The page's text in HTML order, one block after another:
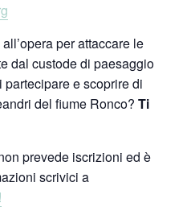
per attaccare le
dal custode di paesaggio
e scoprire di
del fiume Ronco? Ti
prevede iscrizioni ed è
scrivici a